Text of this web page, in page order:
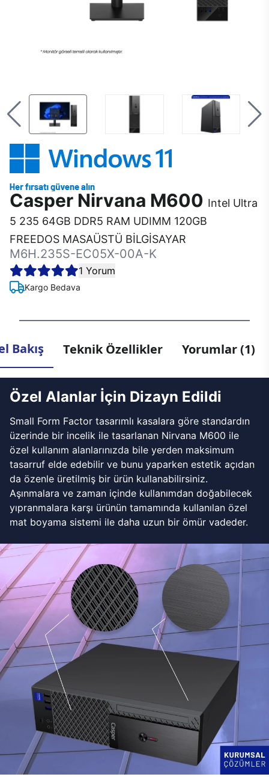
Casper Nirvana M600 Intel Ultra
5 235 64GB DDR5 RAM UDIMM 120GB
FREEDOS MASAÜSTÜ BİLGİSAYAR
M6H.235S-EC05X-00A-K
1 Yorum
Kargo Bedava
Bakış Teknik Özellikler Yorumlar (1)
Özel Alanlar İçin Dizayn Edildi
Small Form Factor tasarımlı kasalara göre standardın
üzerinde bir incelik ile tasarlanan Nirvana M600 ile
özel kullanım alanlarınızda bile yerden maksimum
tasarruf elde edebilir ve bunu yaparken estetik açıdan
da özenle üretilmiş bir ürün kullanabilirsiniz.
Aşınmalara ve zaman içinde kullanımdan doğabilecek
yıpranmalara karşı ürünün tamamında kullanılan özel
mat boyama sistemi ile daha uzun bir ömür vadeder.